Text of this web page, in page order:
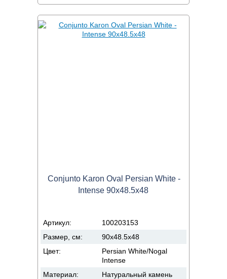
Conjunto Karon Oval Persian White -
Intense 90x48.5x48
Артикул:
100203153
Размер, см:
90x48.5x48
Цвет:
Persian White/Nogal
Intense
Материал:
Натуральный камень